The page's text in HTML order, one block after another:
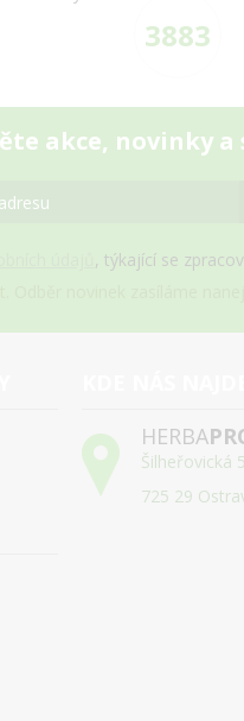
3883
akce, novinky a
, týkající se
HERBA
Šilheřovická
725 29